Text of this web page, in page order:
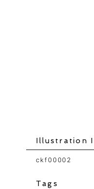
Illustration
ckf00002
Tags